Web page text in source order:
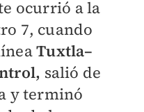
ocurrió a la
7, cuando
Tuxtla–
salió de
y terminó